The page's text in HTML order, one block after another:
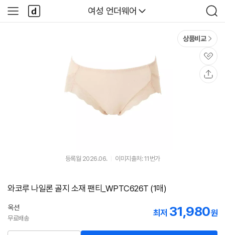
다나와
여성 언더웨어
검
색
사
이
다
나
와
상품비교
관
심
등록월 2026.06. 이미지출처: 11번가
와코루 나일론 골지 소재 팬티_WPTC626T (1매)
옥션
무료배송
최저 31,980원